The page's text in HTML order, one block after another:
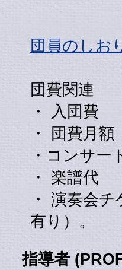
団員のしお
団費関連
・ 入団費
・ 団費月
・コンサ
・ 楽譜
・ 演奏会
有り）。
指導者